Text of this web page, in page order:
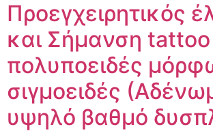
Προεγχειρητικός
και Σήμανση
πολυποειδές
σιγμοειδές
υψηλό βαθμό